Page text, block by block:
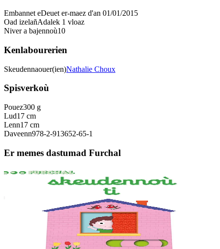
Embannet eDeuet er-maez d'an 01/01/2015
Oad izelañAdalek 1 vloaz
Niver a bajennoù10
Kenlabourerien
Skeudennaouer(ien)Nathalie Choux
Spisverkoù
Pouez300 g
Lud17 cm
Lenn17 cm
Daveenn978-2-913652-65-1
Er memes dastumad Furchal
1 vloaz hag ouzhpenn
Skeudennoù bev azasaet ouzh ar re vihanañ war bep bajenn zoubl,
adalek ar golo. Ur c'hoari bihan evit kemer plijadur gant ar gerioù e
dibenn al levr.